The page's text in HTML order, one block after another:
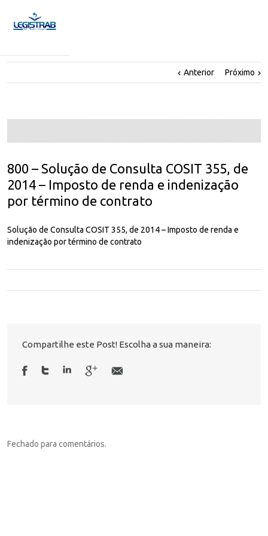
Anterior Próximo
800 – Solução de Consulta COSIT 355, de
2014 – Imposto de renda e indenização
por término de contrato
Solução de Consulta COSIT 355, de 2014 – Imposto de renda e
indenização por término de contrato
Compartilhe este Post! Escolha a sua maneira:
Fechado para comentários.